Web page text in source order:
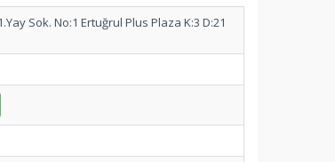
Sok. No:1 Ertuğrul Plus Plaza K:3 D:21